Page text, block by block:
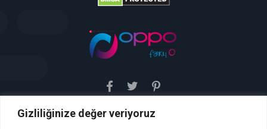
Gizliliğinize değer veriyoruz
Sitemiz uyar / kaldır prensibini benimsemiştir. Sitemiz,